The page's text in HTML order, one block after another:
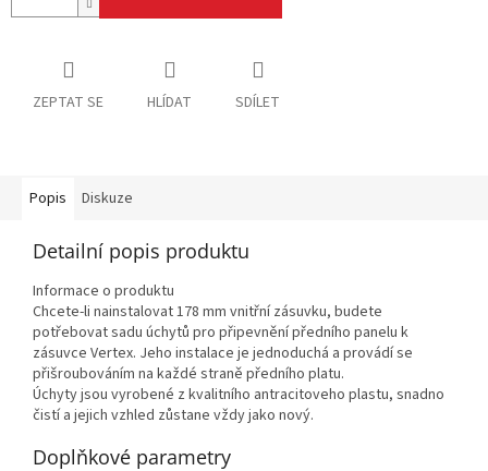
ZEPTAT SE HLÍDAT SDÍLET
Popis Diskuze
Detailní popis produktu
Informace o produktu
Chcete-li nainstalovat 178 mm vnitřní zásuvku, budete
potřebovat sadu úchytů pro připevnění předního panelu k
zásuvce Vertex. Jeho instalace je jednoduchá a provádí se
přišroubováním na každé straně předního platu.
Úchyty jsou vyrobené z kvalitního antracitoveho plastu, snadno
čistí a jejich vzhled zůstane vždy jako nový.
Doplňkové parametry